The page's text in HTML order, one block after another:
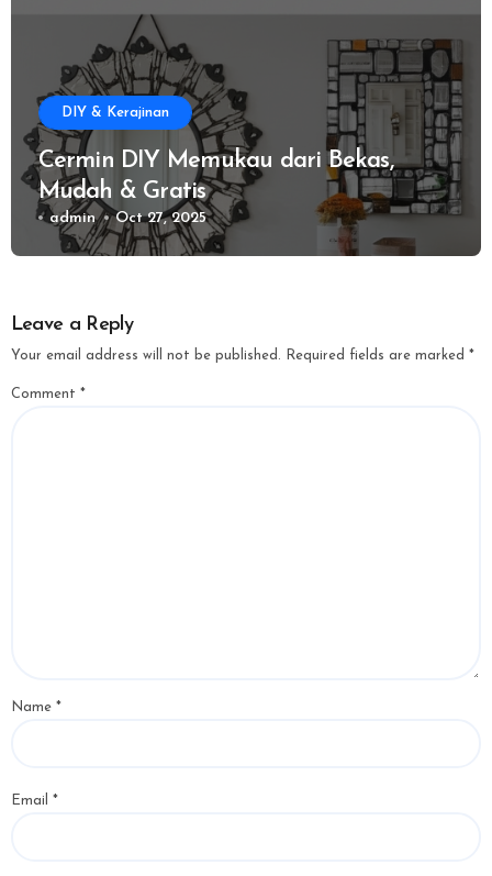
DIY & Kerajinan
Cermin DIY Memukau dari Bekas,
Mudah & Gratis
admin Oct 27, 2025
Leave a Reply
Your email address will not be published. Required fields are marked *
Comment *
Name *
Email *